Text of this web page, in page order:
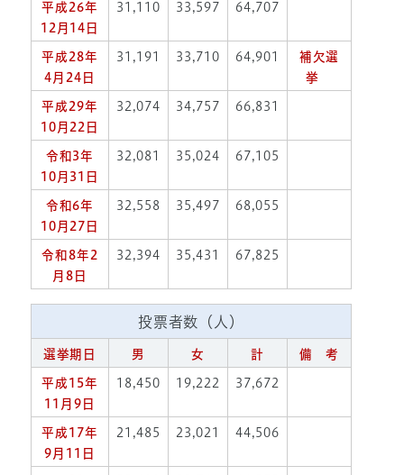
平成26年
12月14日
31,110 33,597 64,707
平成28年
4月24日
31,191 33,710 64,901
補欠選
挙
平成29年
10月22日
32,074 34,757 66,831
令和3年
10月31日
32,081 35,024 67,105
令和6年
10月27日
32,558 35,497 68,055
令和8年2
月8日
32,394 35,431 67,825
投票者数（人）
選挙期日 男 女 計 備 考
平成15年
11月9日
18,450 19,222 37,672
平成17年
9月11日
21,485 23,021 44,506